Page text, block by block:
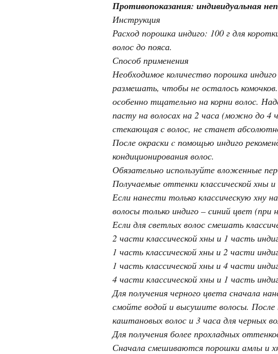
Противопоказания: индивидуальная
Инструкция
Расход порошка индиго: 100 г для
волос до пояса.
Способ применения
Необходимое количество порошка
размешать, чтобы не осталось
особенно тщательно на корни волос.
пасту на волосах на 2 часа (можно до 4
стекающая с волос, не станет
После окраски c помощью индиго
кондиционирования волос.
Обязательно используйте вложенные
Получаемые оттенки классической хны и
Если нанести только классическую хну
волосы только индиго – синий цвет
Если для светлых волос смешать
2 части классической хны и 1 часть
1 часть классической хны и 2 части
1 часть классической хны и 4 части
4 части классической хны и 1 часть
Для получения черного цвета сначала
смойте водой и высушите волосы.
каштановых волос и 3 часа для черных
Для получения более прохладных
Сначала смешиваются порошки амлы и